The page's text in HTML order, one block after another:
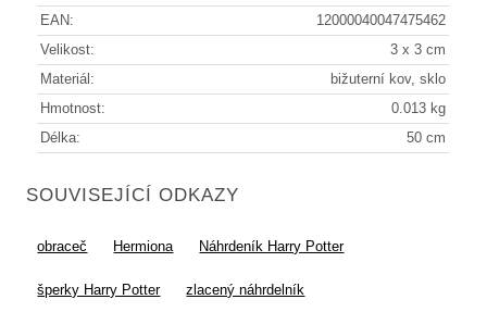
EAN:
12000040047475462
Velikost:
3 x 3 cm
Materiál:
bižuterní kov, sklo
Hmotnost:
0.013 kg
Délka:
50 cm
SOUVISEJÍCÍ ODKAZY
obraceč Hermiona Náhrdeník Harry Potter
šperky Harry Potter zlacený náhrdelník